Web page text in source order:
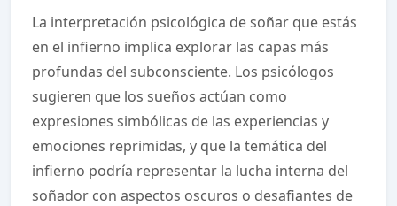
La interpretación psicológica de soñar que estás
en el infierno implica explorar las capas más
profundas del subconsciente. Los psicólogos
sugieren que los sueños actúan como
expresiones simbólicas de las experiencias y
emociones reprimidas, y que la temática del
infierno podría representar la lucha interna del
soñador con aspectos oscuros o desafiantes de